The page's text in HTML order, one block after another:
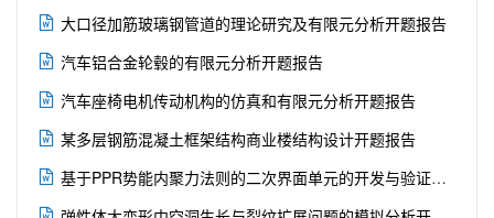
 大口径加筋玻璃钢管道的理论研究及有限元分析开题报告
 汽车铝合金轮毂的有限元分析开题报告
 汽车座椅电机传动机构的仿真和有限元分析开题报告
 某多层钢筋混凝土框架结构商业楼结构设计开题报告
 基于PPR势能内聚力法则的二次界面单元的开发与验证开题报告